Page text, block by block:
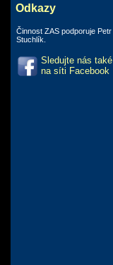
Odkazy
Činnost ZAS podporuje Petr
Stuchlík.
Sledujte nás také
na síti Facebook